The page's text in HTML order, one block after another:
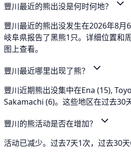
豐川最近的熊出没是何时何地？
豐川最近的熊出没发生在2026年8月
岐阜県报告了黑熊1只。详细位置和
图上查看。
豐川最近哪里出现了熊？
豐川近期熊出没集中在Ena (15),
Sakamachi (6)。这些地区在过去30
豐川的熊活动是否在增加？
活动已减少。过去7天1次，过去30天